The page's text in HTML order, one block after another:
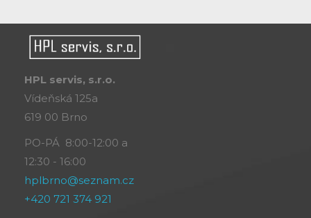
HPL servis, s.r.o.
Vídeňská 125a
619 00 Brno
PO-PÁ 8:00-12:00 a
12:30 - 16:00
hplbrno@seznam.cz
+420 721 374 921